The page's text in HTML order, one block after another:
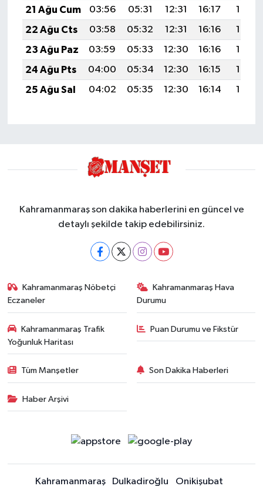
21 Ağu Cum
03:56 05:31 12:31 16:17
19:21
22 Ağu Cts
03:58 05:32 12:31 16:16
19:19
23 Ağu Paz
03:59 05:33 12:30 16:16
19:18
24 Ağu Pts
04:00 05:34 12:30 16:15
19:16
25 Ağu Sal
04:02 05:35 12:30 16:14 19:15
Kahramanmaraş son dakika haberlerini en güncel ve
detaylı şekilde takip edebilirsiniz.
Kahramanmaraş Nöbetçi
Eczaneler
Kahramanmaraş Hava
Durumu
Kahramanmaraş Trafik
Yoğunluk Haritası
Puan Durumu ve Fikstür
Tüm Manşetler Son Dakika Haberleri
Haber Arşivi
Kahramanmaraş Dulkadiroğlu Onikişubat